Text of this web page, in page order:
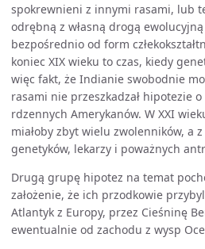
spokrewnieni z innymi rasami, lub
odrębną z własną drogą
bezpośrednio od form
koniec XIX wieku to czas, kiedy
więc fakt, że Indianie swobodnie
rasami nie przeszkadzał hipotezie
rdzennych Amerykanów. W XXI
miałoby zbyt wielu zwolenników, a
genetyków, lekarzy i poważnych
Drugą grupę hipotez na temat
założenie, że ich przodkowie
Atlantyk z Europy, przez Cieśninę
ewentualnie od zachodu z wysp